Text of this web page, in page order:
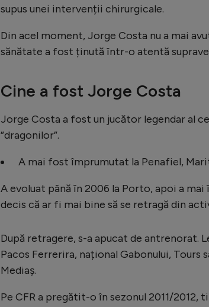
supus unei intervenții chirurgicale.
Din acel moment, Jorge Costa nu a mai
sănătate a fost ținută într-o atentă
Cine a fost Jorge Costa
Jorge Costa a fost un jucător legendar al
”dragonilor”.
A mai fost împrumutat la Penafiel,
A evoluat până în 2006 la Porto, apoi a
decis că ar fi mai bine să se retragă din
După retragere, s-a apucat de antrenorat.
Pacos Ferrerira, național Gabonului, Tours
Mediaș.
Pe CFR a pregătit-o în sezonul 2011/